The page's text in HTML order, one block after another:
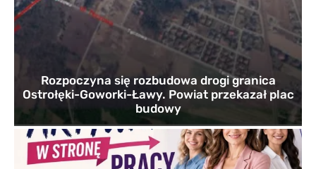
Rozpoczyna się rozbudowa drogi granica
Ostrołęki-Goworki-Ławy. Powiat przekazał plac
budowy